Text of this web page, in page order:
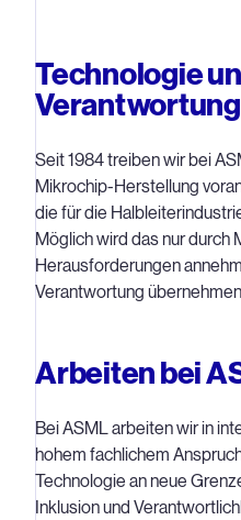
Technologie
Seit 1984 treiben wir bei
Mikrochip‑Herstellung
die für die
Möglich wird das nur durch
Herausforderungen
Verantwortung
Arbeiten bei
Bei ASML arbeiten wir in
hohem fachlichem
Technologie an neue
Inklusion und